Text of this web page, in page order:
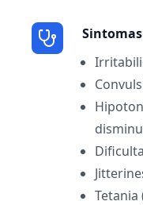
Sintomas